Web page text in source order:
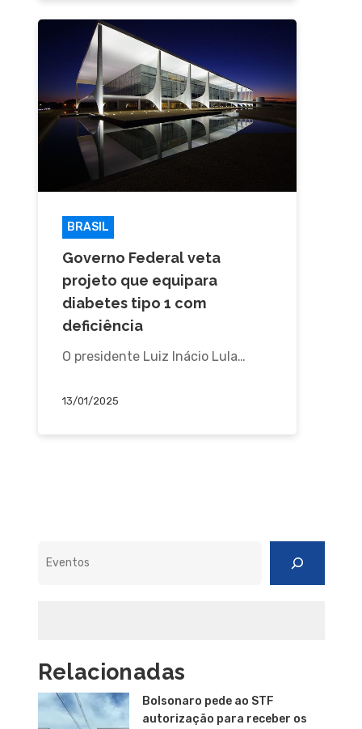
BRASIL
Governo Federal veta
projeto que equipara
diabetes tipo 1 com
deficiência
O presidente Luiz Inácio Lula…
13/01/2025
Relacionadas
Bolsonaro pede ao STF
autorização para receber os